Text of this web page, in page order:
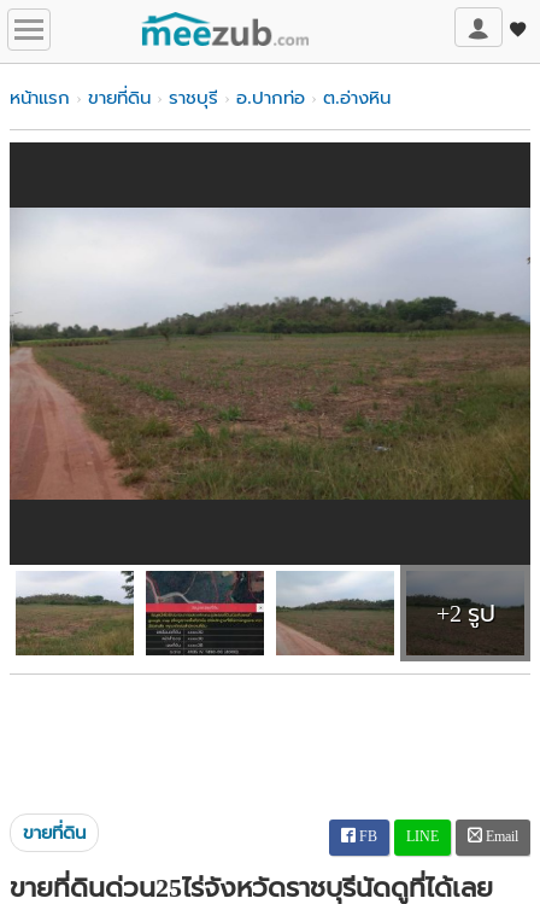
หน้าแรก ขายที่ดิน ราชบุรี อ.ปากท่อ ต.อ่างหิน
+2 รูป
ขายที่ดิน FB LINE Email
ขายที่ดินด่วน25ไร่จังหวัดราชบุรีนัดดูที่ได้เลย